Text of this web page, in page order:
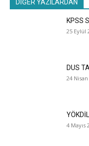
DİĞER YAZILARDAN
KPSS
25 Eylül
DUS
24 Nisan
4 Mayıs